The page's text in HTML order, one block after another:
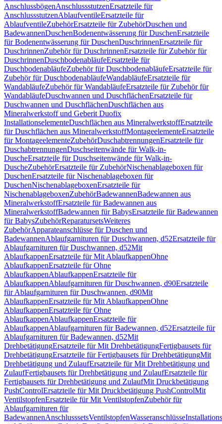
AnschlussbögenAnschlussstutzenErsatzteile für
AnschlussstutzenAblaufventileErsatzteile für
AblaufventileZubehörErsatzteile für ZubehörDuschen und
BadewannenDuschenBodenentwässerung für DuschenErsatzteile
für Bodenentwässerung für DuschenDuschrinnenErsatzteile für
DuschrinnenZubehör für DuschrinnenErsatzteile für Zubehör für
DuschrinnenDuschbodenabläufeErsatzteile für
DuschbodenabläufeZubehör für DuschbodenabläufeErsatzteile für
Zubehör für DuschbodenabläufeWandabläufeErsatzteile für
WandabläufeZubehör für WandabläufeErsatzteile für Zubehör für
WandabläufeDuschwannen und DuschflächenErsatzteile für
Duschwannen und DuschflächenDuschflächen aus
Mineralwerkstoff und Geberit Duofix
InstallationselementeDuschflächen aus MineralwerkstoffErsatzteile
für Duschflächen aus MineralwerkstoffMontageelementeErsatzteile
für MontageelementeZubehörDuschabtrennungenErsatzteile für
DuschabtrennungenDuschseitenwände für Walk-in-
DuscheErsatzteile für Duschseitenwände für Walk-in-
DuscheZubehörErsatzteile für ZubehörNischenablageboxen für
DuschenErsatzteile für Nischenablageboxen für
DuschenNischenablageboxenErsatzteile für
NischenablageboxenZubehörBadewannenBadewannen aus
MineralwerkstoffErsatzteile für Badewannen aus
MineralwerkstoffBadewannen für BabysErsatzteile für Badewannen
für BabysZubehörReparatursetsWeiteres
ZubehörApparateanschlüsse für Duschen und
BadewannenAblaufgarnituren für Duschwannen, d52Ersatzteile für
Ablaufgarnituren für Duschwannen, d52Mit
AblaufkappenErsatzteile für Mit AblaufkappenOhne
AblaufkappenErsatzteile für Ohne
AblaufkappenAblaufkappenErsatzteile für
AblaufkappenAblaufgarnituren für Duschwannen, d90Ersatzteile
für Ablaufgarnituren für Duschwannen, d90Mit
AblaufkappenErsatzteile für Mit AblaufkappenOhne
AblaufkappenErsatzteile für Ohne
AblaufkappenAblaufkappenErsatzteile für
AblaufkappenAblaufgarnituren für Badewannen, d52Ersatzteile für
Ablaufgarnituren für Badewannen, d52Mit
DrehbetätigungErsatzteile für Mit DrehbetätigungFertigbausets für
DrehbetätigungErsatzteile für Fertigbausets für DrehbetätigungMit
Drehbetätigung und ZulaufErsatzteile für Mit Drehbetätigung und
ZulaufFertigbausets für Drehbetätigung und ZulaufErsatzteile für
Fertigbausets für Drehbetätigung und ZulaufMit Druckbetätigung
PushControlErsatzteile für Mit Druckbetätigung PushControlMit
VentilstopfenErsatzteile für Mit VentilstopfenZubehör für
Ablaufgarnituren für
BadewannenAnschlusssetsVentilstopfenWasseranschlüsse